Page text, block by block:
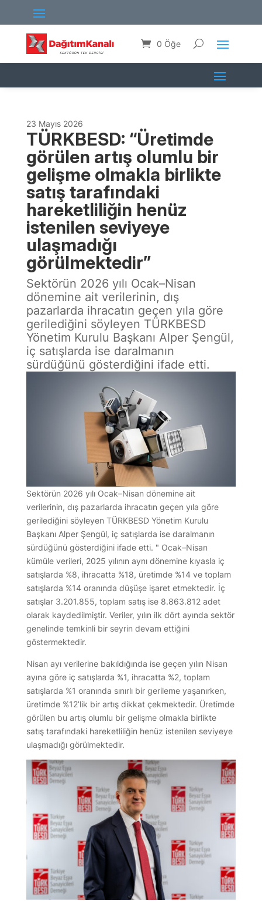
0 Öğe
23 Mayıs 2026
TÜRKBESD: “Üretimde
görülen artış olumlu bir
gelişme olmakla birlikte
satış tarafındaki
hareketliliğin henüz
istenilen seviyeye
ulaşmadığı
görülmektedir”
Sektörün 2026 yılı Ocak–Nisan
dönemine ait verilerinin, dış
pazarlarda ihracatın geçen yıla göre
gerilediğini söyleyen TÜRKBESD
Yönetim Kurulu Başkanı Alper Şengül,
iç satışlarda ise daralmanın
sürdüğünü gösterdiğini ifade etti.
Sektörün 2026 yılı Ocak–Nisan dönemine ait
verilerinin, dış pazarlarda ihracatın geçen yıla göre
gerilediğini söyleyen TÜRKBESD Yönetim Kurulu
Başkanı Alper Şengül, iç satışlarda ise daralmanın
sürdüğünü gösterdiğini ifade etti. " Ocak–Nisan
kümüle verileri, 2025 yılının aynı dönemine kıyasla iç
satışlarda %8, ihracatta %18, üretimde %14 ve toplam
satışlarda %14 oranında düşüşe işaret etmektedir. İç
satışlar 3.201.855, toplam satış ise 8.863.812 adet
olarak kaydedilmiştir. Veriler, yılın ilk dört ayında sektör
genelinde temkinli bir seyrin devam ettiğini
göstermektedir.
Nisan ayı verilerine bakıldığında ise geçen yılın Nisan
ayına göre iç satışlarda %1, ihracatta %2, toplam
satışlarda %1 oranında sınırlı bir gerileme yaşanırken,
üretimde %12’lik bir artış dikkat çekmektedir. Üretimde
görülen bu artış olumlu bir gelişme olmakla birlikte
satış tarafındaki hareketliliğin henüz istenilen seviyeye
ulaşmadığı görülmektedir.